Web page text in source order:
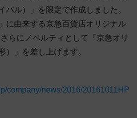
バル）」を限定で作成しました。
に由来する京急百貨店オリジナル
らにノベルティとして「京急オリ
）」を差し上げます。
company/news/2016/20161011HP